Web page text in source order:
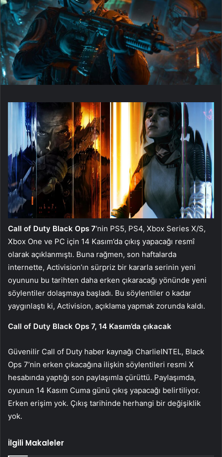
Call of Duty Black Ops 7‘nin PS5, PS4, Xbox Series X/S,
Xbox One ve PC için 14 Kasım’da çıkış yapacağı resmî
olarak açıklanmıştı. Buna rağmen, son haftalarda
internette, Activision’ın sürpriz bir kararla serinin yeni
oyununu bu tarihten daha erken çıkaracağı yönünde yeni
söylentiler dolaşmaya başladı. Bu söylentiler o kadar
yaygınlaştı ki, Activision, açıklama yapmak zorunda kaldı.
Call of Duty Black Ops 7, 14 Kasım’da çıkacak
Güvenilir Call of Duty haber kaynağı CharlieINTEL, Black
Ops 7’nin erken çıkacağına ilişkin söylentileri resmi X
hesabında yaptığı son paylaşımla çürüttü. Paylaşımda,
oyunun 14 Kasım Cuma günü çıkış yapacağı belirtiliyor.
Erken erişim yok. Çıkış tarihinde herhangi bir değişiklik
yok.
İlgili Makaleler